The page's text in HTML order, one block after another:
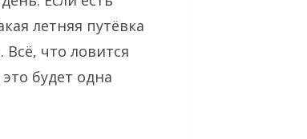
летняя путёвка
что ловится
будет одна